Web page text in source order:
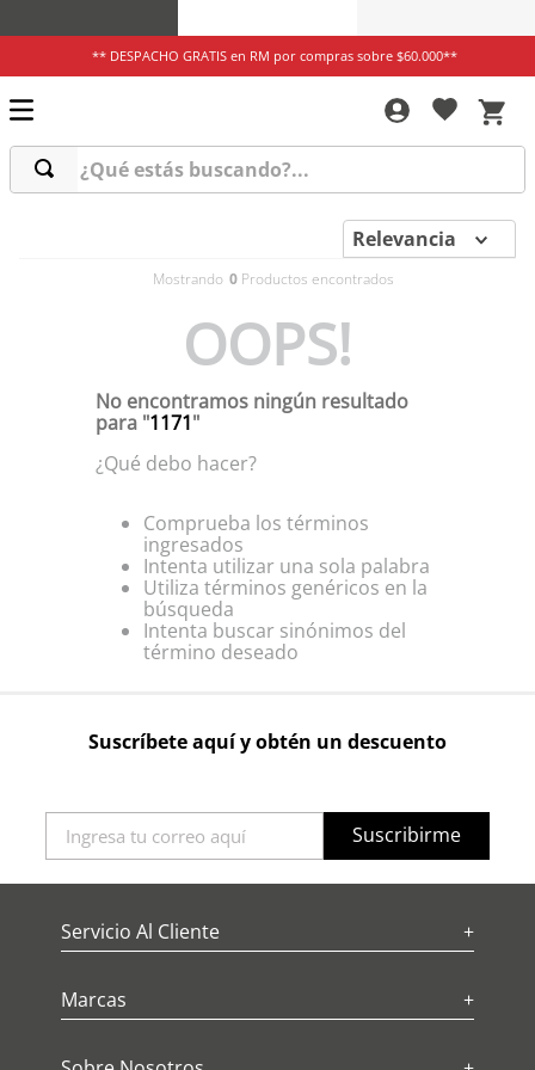
** DESPACHO GRATIS en RM por compras sobre $60.000**
¿Qué estás buscando?...
Relevancia
0
OOPS!
No encontramos ningún resultado
para "1171"
¿Qué debo hacer?
Comprueba los términos
ingresados
Intenta utilizar una sola palabra
Utiliza términos genéricos en la
búsqueda
Intenta buscar sinónimos del
término deseado
Suscríbete aquí y obtén un descuento
Suscribirme
Servicio Al Cliente +
Marcas +